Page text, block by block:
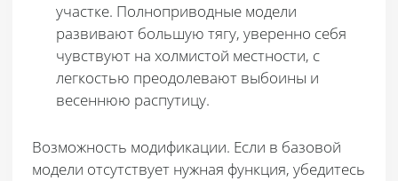
участке. Полноприводные модели
развивают большую тягу, уверенно себя
чувствуют на холмистой местности, с
легкостью преодолевают выбоины и
весеннюю распутицу.
Возможность модификации. Если в базовой
модели отсутствует нужная функция, убедитесь